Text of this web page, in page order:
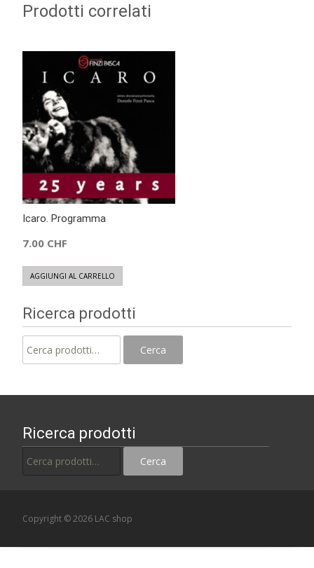
Prodotti correlati
Icaro. Programma
7.00 CHF
AGGIUNGI AL CARRELLO
Ricerca prodotti
Cerca
Ricerca prodotti
Cerca
Copyright © 2026 LAC shop